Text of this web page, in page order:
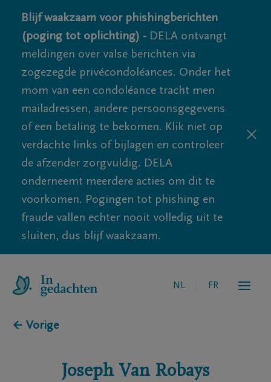
Blijf waakzaam voor phishingberichten
(poging tot oplichting) - DELA ontvangt
meldingen over valse berichten via
zogezegde privécondoléances. Onder het
mom van een condoléance tracht men
mailadressen, andere persoonsgegevens
of een betaling te bekomen. Klik niet op
verdachte links of bijlagen en controleer
de afzender zorgvuldig. DELA
onderneemt meerdere acties om dit te
voorkomen. Pogingen tot phishing en
fraude vallen echter nooit volledig uit te
sluiten, dus blijf waakzaam.
NL FR
← Vorige
Joseph Van Robays